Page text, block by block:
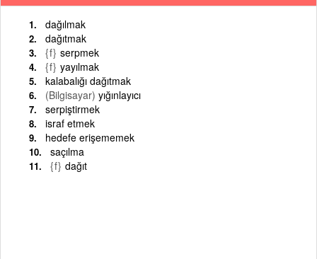
dağılmak
dağıtmak
{f} serpmek
{f} yayılmak
kalabalığı dağıtmak
(Bilgisayar) yığınlayıcı
serpiştirmek
israf etmek
hedefe erişememek
saçılma
{f} dağıt